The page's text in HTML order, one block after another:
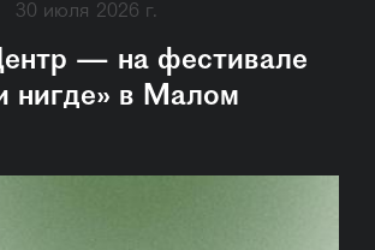
30 июля 2026 г.
— на фестивале
нигде» в Малом